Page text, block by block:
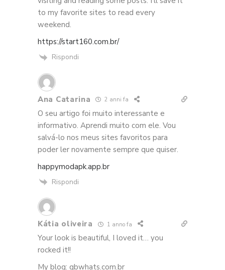
to my favorite sites to read every
weekend.
https://start160.com.br/
Rispondi
Ana Catarina 2 anni fa
O seu artigo foi muito interessante e
informativo. Aprendi muito com ele. Vou
salvá-lo nos meus sites favoritos para
poder ler novamente sempre que quiser.
happymodapk.app.br
Rispondi
Kátia oliveira 1 anno fa
Your look is beautiful, I loved it… you
rocked it!!
My blog: gbwhats.com.br